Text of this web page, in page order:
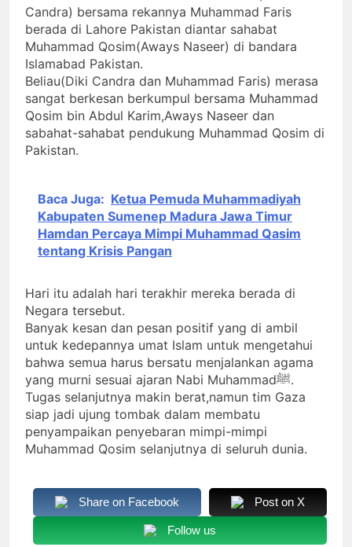
Pesan Baru di Tengah
Jemaah
Allah ﷻ Telah Menyiapkan
“Gua Ashabul Kahfi” Akhir
Zaman Bagi Para Helper
Muhammad Qasim, Kuncinya
di Tangan Muhammad Qasim,
Dengan 7 Tokoh Inti Sebagai
Porosnya dan Hanya Jiwa-
jiwa yang Suci yang Diijinkan
3 Hari Ago
Sorot Kamera Dunia
akan Tertuju ke Bukit
Lebah : Ketika yang
Tersembunyi Dipaksa
Terang & Sebuah
3 Hari Ago
Identitas Muhammas
Qasim Sebab Calon
Kemuliaannya Jauh
dari Apa yang
Tampak
Dijawab Lewat Wajah
(kang Diki) : Isyarat
Petunjuk Melalui
Jalan Hati
4 Hari Ago
Candra) bersama rekannya Muhammad Faris
berada di Lahore Pakistan diantar sahabat
Muhammad Qosim(Aways Naseer) di bandara
Islamabad Pakistan.
Beliau(Diki Candra dan Muhammad Faris) merasa
sangat berkesan berkumpul bersama Muhammad
Qosim bin Abdul Karim,Aways Naseer dan
sabahat-sahabat pendukung Muhammad Qosim di
Pakistan.
Baca Juga: Ketua Pemuda Muhammadiyah
Kabupaten Sumenep Madura Jawa Timur
Hamdan Percaya Mimpi Muhammad Qasim
tentang Krisis Pangan
Hari itu adalah hari terakhir mereka berada di
Negara tersebut.
Banyak kesan dan pesan positif yang di ambil
untuk kedepannya umat Islam untuk mengetahui
bahwa semua harus bersatu menjalankan agama
yang murni sesuai ajaran Nabi Muhammadﷺ.
Tugas selanjutnya makin berat,namun tim Gaza
siap jadi ujung tombak dalam membatu
penyampaikan penyebaran mimpi-mimpi
Muhammad Qosim selanjutnya di seluruh dunia.
Share on Facebook Post on X
Follow us